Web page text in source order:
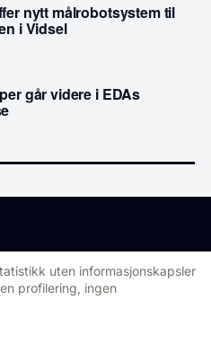
nytt målrobotsystem til
i Vidsel
går videre i EDAs
C-390 til
uten informasjonskapsler
profilering, ingen